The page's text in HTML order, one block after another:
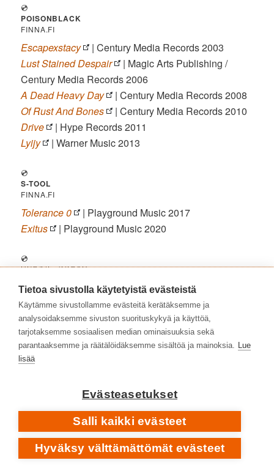
💿
POISONBLACK
FINNA.FI
Escapexstacy
| Century Media Records 2003
Lust Stained Despair
| Magic Arts Publishing /
Century Media Records 2006
A Dead Heavy Day
| Century Media Records 2008
Of Rust And Bones
| Century Media Records 2010
Drive
| Hype Records 2011
Lyijy
| Warner Music 2013
💿
S-TOOL
FINNA.FI
Tolerance 0
| Playground Music 2017
Exitus
| Playground Music 2020
💿
KYRCK•KURSK
Tšerno [Черно]
| Uho Productions 2008
Nizhe [Нижe]
| Playground Music / Yellow House
Recordings 2011
Imena Na Stene [Имена на стене]
| Ranka
Kustannus 2014
Prestuplenija protiv tšelovetšestva / Crimes against
humanity
| Ranka Kustannus 2023
💿
CEMETERY SKYLINE
[MARKUS VANHALA • SANTERI KALLIO • VESA RANTA •
Tietoa sivustolla käytetyistä evästeistä
Käytämme sivustollamme evästeitä kerätäksemme ja
analysoidaksemme sivuston suorituskykyä ja käyttöä,
tarjotaksemme sosiaalisen median ominaisuuksia sekä
parantaaksemme ja räätälöidäksemme sisältöä ja mainoksia. Lue
lisää
Evästeasetukset
Salli kaikki evästeet
Hyväksy välttämättömät evästeet